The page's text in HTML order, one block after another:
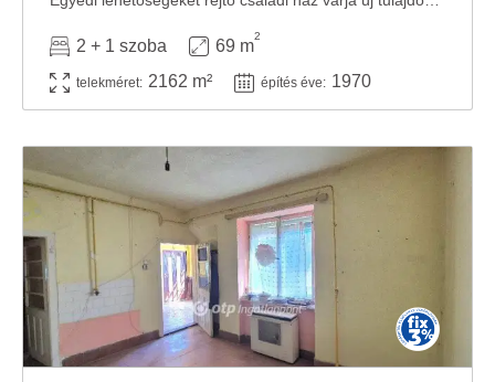
2 + 1 szoba 69 m
2
telekméret: 2162 m² építés éve: 1970